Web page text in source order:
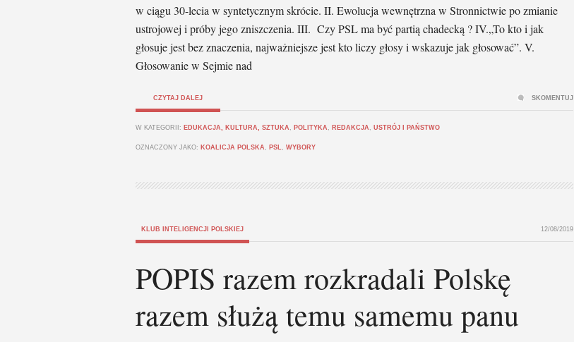
w ciągu 30-lecia w syntetycznym skrócie. II. Ewolucja wewnętrzna w Stronnictwie po zmianie
ustrojowej i próby jego zniszczenia. III. Czy PSL ma być partią chadecką ? IV.„To kto i jak
głosuje jest bez znaczenia, najważniejsze jest kto liczy głosy i wskazuje jak głosować”. V.
Głosowanie w Sejmie nad
CZYTAJ DALEJ
W KATEGORII: EDUKACJA, KULTURA, SZTUKA , POLITYKA , REDAKCJA , USTRÓJ I PAŃSTWO
OZNACZONY JAKO: KOALICJA POLSKA , PSL, WYBORY
SKOMENTUJ
KLUB INTELIGENCJI POLSKIEJ 12/08/2019
POPIS razem rozkradali Polskę
razem służą temu samemu panu